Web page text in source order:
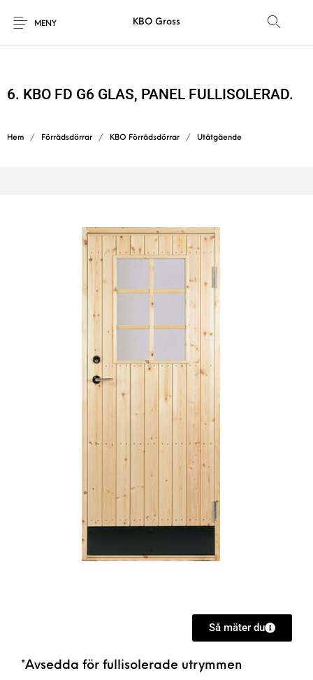
MENY KBO Gross
6. KBO FD G6 GLAS, PANEL FULLISOLERAD.
Hem / Förrådsdörrar / KBO Förrådsdörrar / Utåtgående
Så mäter du
*Avsedda för fullisolerade utrymmen